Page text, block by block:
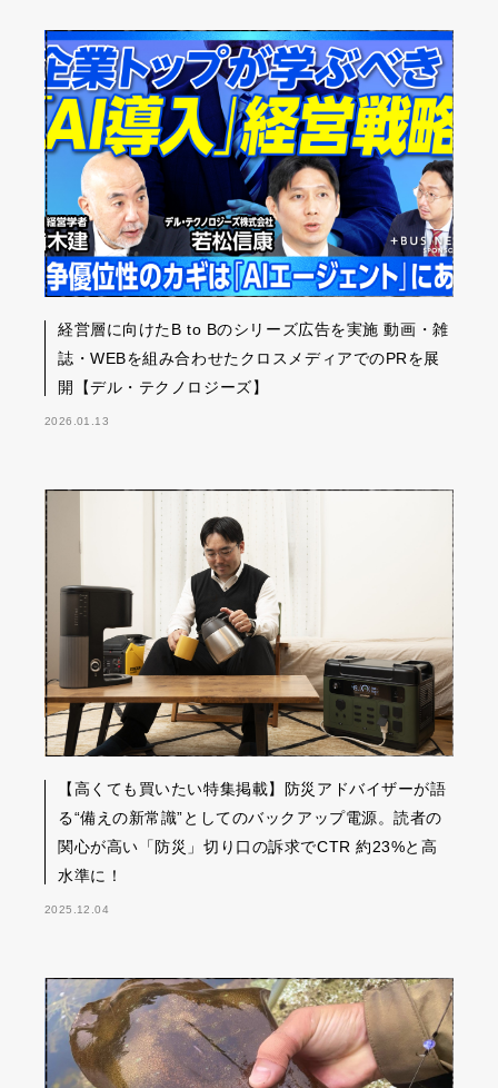
経営層に向けたB to Bのシリーズ広告を実施 動画・雑
誌・WEBを組み合わせたクロスメディアでのPRを展
開【デル・テクノロジーズ】
2026.01.13
【高くても買いたい特集掲載】防災アドバイザーが語
る“備えの新常識”としてのバックアップ電源。読者の
関心が高い「防災」切り口の訴求でCTR 約23%と高
水準に！
2025.12.04